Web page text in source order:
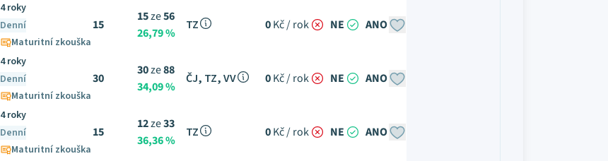
4 roky
Denní
Maturitní zkouška
15
15ze56
26,79 %
TZ 0Kč / rok NE ANO
4 roky
Denní
Maturitní zkouška
30
30ze88
34,09 %
ČJ, TZ, VV 0Kč / rok NE ANO
4 roky
Denní
Maturitní zkouška
15
12ze33
36,36 %
TZ 0Kč / rok NE ANO